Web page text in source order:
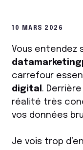
10 MARS 2026
Vous entendez
carrefour
digital .
réalité très
vos données
Je vois trop